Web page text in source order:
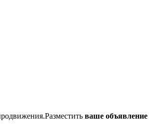
ваше объявление